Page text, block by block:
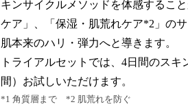
キンサイクルメソッドを体感するこ
ケア」、「保湿・肌荒れケア*2」の
肌本来のハリ・弾力へと導きます。
トライアルセットでは、4日間のスキ
間）お試しいただけます。
*1 角質層まで *2 肌荒れを防ぐ